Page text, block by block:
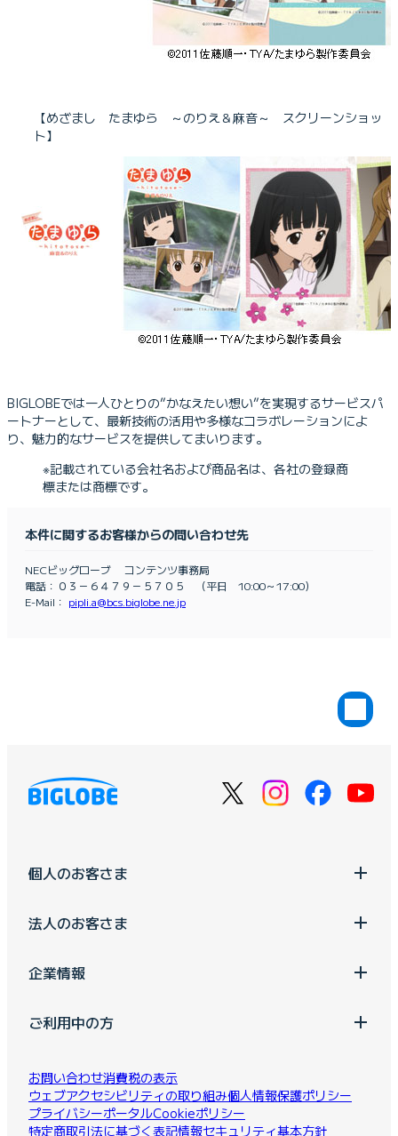
【めざまし たまゆら ～のりえ＆麻音～ スクリーンショッ
ト】
BIGLOBEでは一人ひとりの”かなえたい想い”を実現するサービスパ
ートナーとして、最新技術の活用や多様なコラボレーションによ
り、魅力的なサービスを提供してまいります。
※記載されている会社名および商品名は、各社の登録商
標または商標です。
本件に関するお客様からの問い合わせ先
NECビッグローブ コンテンツ事務局
電話：０３－６４７９－５７０５ （平日 10:00～17:00）
E-Mail： pipli.a@bcs.biglobe.ne.jp
個人のお客さま
法人のお客さま
企業情報
ご利用中の方
お問い合わせ消費税の表示
ウェブアクセシビリティの取り組み個人情報保護ポリシー
プライバシーポータルCookieポリシー
特定商取引法に基づく表記情報セキュリティ基本方針